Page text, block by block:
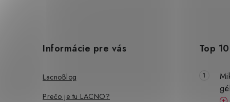
s
Informácie pre vás
LacnoBlog
Prečo je tu LACNO?
Top